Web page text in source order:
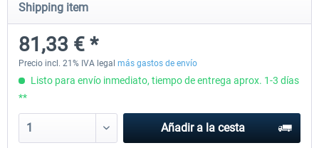
Shipping item
81,33 € *
Precio incl. 21% IVA legal más gastos de envío
Listo para envío inmediato, tiempo de entrega aprox. 1-3 días
**
Añadir a la cesta